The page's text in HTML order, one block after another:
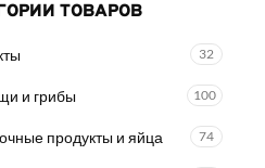
ТОВАРОВ
32
и грибы 100
продукты и яйца 74